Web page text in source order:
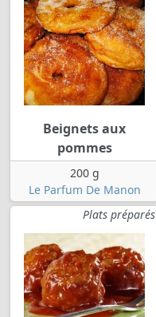
Beignets aux
pommes
200 g
Le Parfum De Manon
Plats préparés